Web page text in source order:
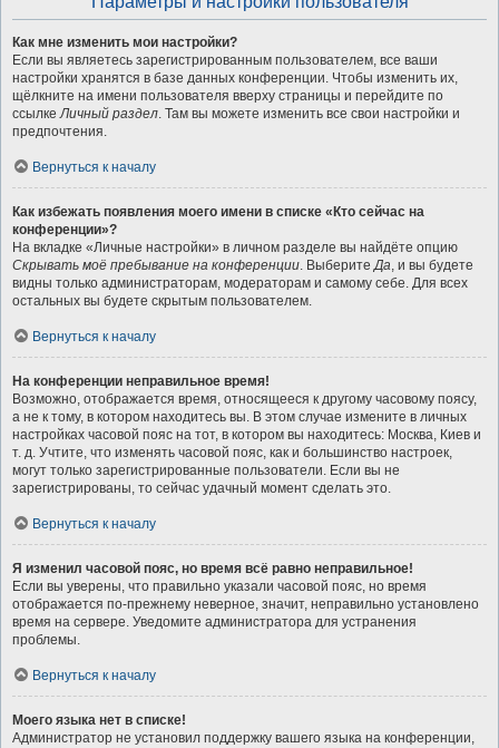
Как мне изменить мои настройки?
Если вы являетесь зарегистрированным пользователем, все ваши
настройки хранятся в базе данных конференции. Чтобы изменить их,
щёлкните на имени пользователя вверху страницы и перейдите по
ссылкеЛичный раздел. Там вы можете изменить все свои настройки и
предпочтения.
Вернуться к началу
Как избежать появления моего имени в списке «Кто сейчас на
конференции»?
На вкладке «Личные настройки» в личном разделе вы найдёте опцию
Скрывать моё пребывание на конференции. ВыберитеДа, и вы будете
видны только администраторам, модераторам и самому себе. Для всех
остальных вы будете скрытым пользователем.
Вернуться к началу
На конференции неправильное время!
Возможно, отображается время, относящееся к другому часовому поясу,
а не к тому, в котором находитесь вы. В этом случае измените в личных
настройках часовой пояс на тот, в котором вы находитесь: Москва, Киев и
т. д. Учтите, что изменять часовой пояс, как и большинство настроек,
могут только зарегистрированные пользователи. Если вы не
зарегистрированы, то сейчас удачный момент сделать это.
Вернуться к началу
Я изменил часовой пояс, но время всё равно неправильное!
Если вы уверены, что правильно указали часовой пояс, но время
отображается по-прежнему неверное, значит, неправильно установлено
время на сервере. Уведомите администратора для устранения
проблемы.
Вернуться к началу
Моего языка нет в списке!
Администратор не установил поддержку вашего языка на конференции,